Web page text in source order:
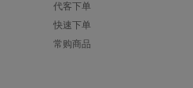
代客下单
快速下单
常购商品